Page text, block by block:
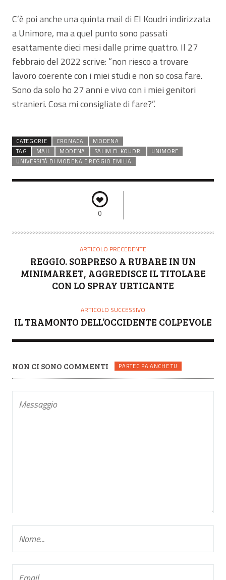
C’è poi anche una quinta mail di El Koudri indirizzata
a Unimore, ma a quel punto sono passati
esattamente dieci mesi dalle prime quattro. Il 27
febbraio del 2022 scrive: “non riesco a trovare
lavoro coerente con i miei studi e non so cosa fare.
Sono da solo ho 27 anni e vivo con i miei genitori
stranieri. Cosa mi consigliate di fare?”.
CATEGORIE CRONACA
MODENA
TAG
MAIL MODENA SALIM EL KOUDRI
UNIMORE
UNIVERSITÀ DI MODENA E REGGIO EMILIA
0
ARTICOLO PRECEDENTE
REGGIO. SORPRESO A RUBARE IN UN
MINIMARKET, AGGREDISCE IL TITOLARE
CON LO SPRAY URTICANTE
ARTICOLO SUCCESSIVO
IL TRAMONTO DELL’OCCIDENTE COLPEVOLE
NON CI SONO COMMENTI PARTECIPA ANCHE TU